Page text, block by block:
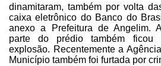
dinamitaram, também por volta
caixa eletrônico do Banco do
anexo a Prefeitura deAngelim.
parte do prédio também ficou
explosão. Recentemente a
Município também foi furtada por